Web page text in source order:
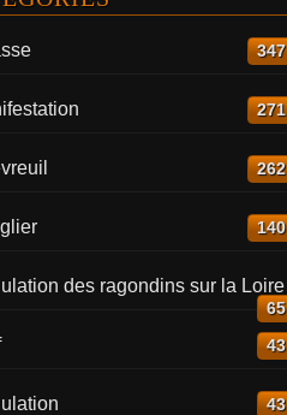
347
271
262
140
des ragondins sur la Loire
65
43
43